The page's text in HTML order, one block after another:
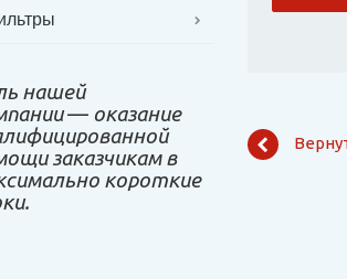
нашей
— оказание
заказчикам в
короткие